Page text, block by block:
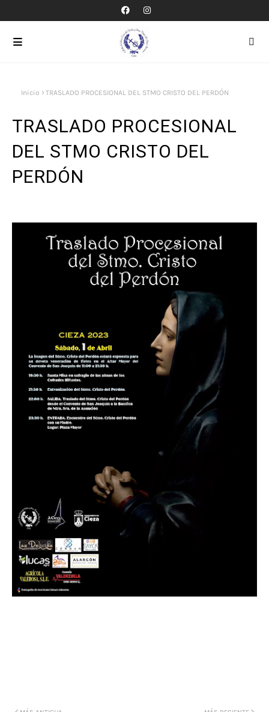
Inicio TRASLADO PROCESIONAL DEL STMO CRISTO DEL PERDÓN
TRASLADO PROCESIONAL
DEL STMO CRISTO DEL
PERDÓN